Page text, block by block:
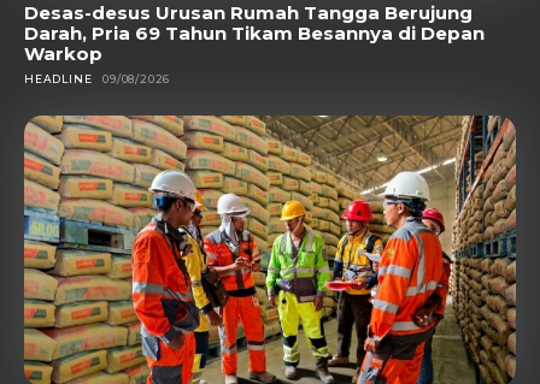
Desas-desus Urusan Rumah Tangga Berujung
Darah, Pria 69 Tahun Tikam Besannya di Depan
Warkop
HEADLINE 09/08/2026